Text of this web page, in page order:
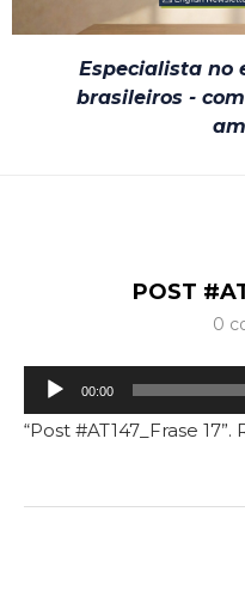
Especialista no
brasileiros -
POST
0
Tocador
de
00:00
“Post #AT147_Frase 17”.